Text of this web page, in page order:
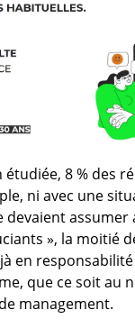
8 % des
ni avec une
devaient
», la moitié
en
que ce soit au
management.